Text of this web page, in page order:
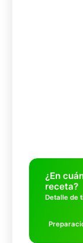
¿En
receta?
Detalle de